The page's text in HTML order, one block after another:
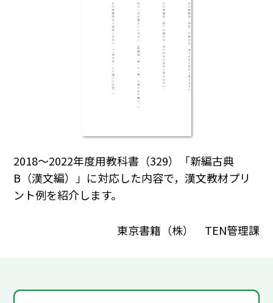
2018～2022年度用教科書（329）「新編古典
B（漢文編）」に対応した内容で，漢文教材プリ
ント例を紹介します。
東京書籍（株） TEN管理課